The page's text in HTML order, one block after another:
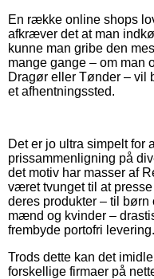
En række online shops
afkræver det at man
kunne man gribe den
mange gange – om man
Dragør eller Tønder – vil
et afhentningssted.
Det er jo ultra simpelt for
prissammenligning på
det motiv har masser af
været tvunget til at
deres produkter – til børn
mænd og kvinder –
frembyde portofri levering.
Trods dette kan det
forskellige firmaer på